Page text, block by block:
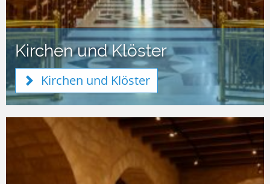
Kirchen und Klöster
Kirchen und Klöster